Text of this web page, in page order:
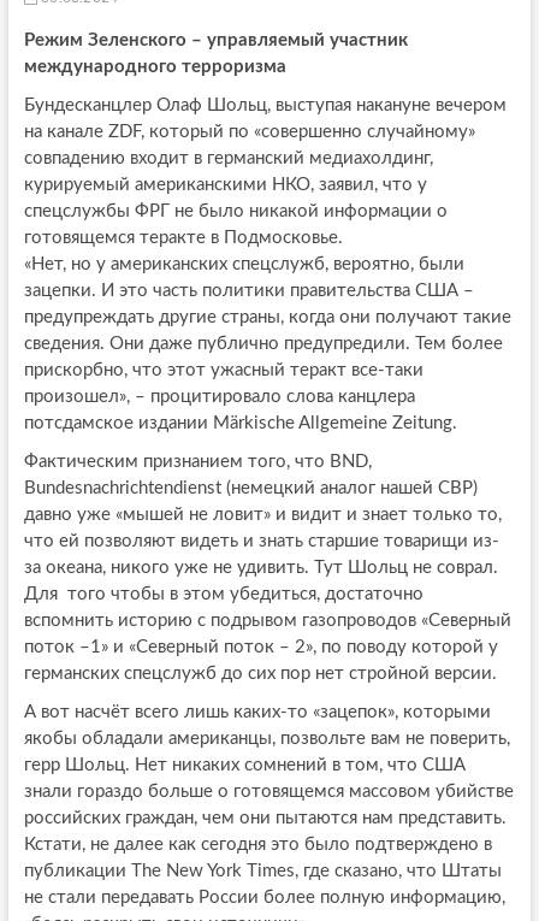
Режим Зеленского – управляемый участник
международного терроризма
Бундесканцлер Олаф Шольц, выступая накануне вечером
на канале ZDF, который по «совершенно случайному»
совпадению входит в германский медиахолдинг,
курируемый американскими НКО, заявил, что у
спецслужбы ФРГ не было никакой информации о
готовящемся теракте в Подмосковье.
«Нет, но у американских спецслужб, вероятно, были
зацепки. И это часть политики правительства США –
предупреждать другие страны, когда они получают такие
сведения. Они даже публично предупредили. Тем более
прискорбно, что этот ужасный теракт все-таки
произошел», – процитировало слова канцлера
потсдамское издании Märkische Allgemeine Zeitung.
Фактическим признанием того, что BND,
Bundesnachrichtendienst (немецкий аналог нашей СВР)
давно уже «мышей не ловит» и видит и знает только то,
что ей позволяют видеть и знать старшие товарищи из-
за океана, никого уже не удивить. Тут Шольц не соврал.
Для того чтобы в этом убедиться, достаточно
вспомнить историю с подрывом газопроводов «Северный
поток –1» и «Северный поток – 2», по поводу которой у
германских спецслужб до сих пор нет стройной версии.
А вот насчёт всего лишь каких-то «зацепок», которыми
якобы обладали американцы, позвольте вам не поверить,
герр Шольц. Нет никаких сомнений в том, что США
знали гораздо больше о готовящемся массовом убийстве
российских граждан, чем они пытаются нам представить.
Кстати, не далее как сегодня это было подтверждено в
публикации The New York Times, где сказано, что Штаты
не стали передавать России более полную информацию,